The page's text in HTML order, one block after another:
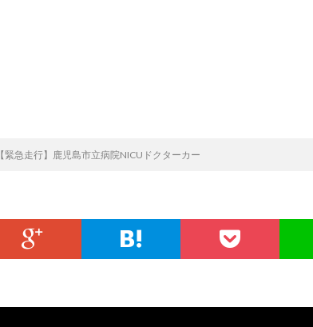
【緊急走行】鹿児島市立病院NICUドクターカー